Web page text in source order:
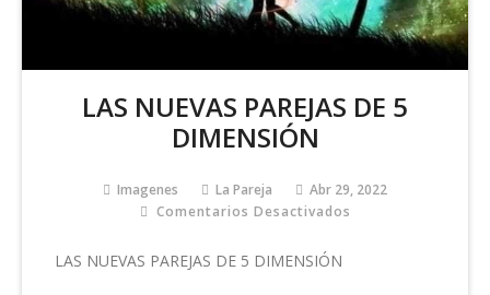
LAS NUEVAS PAREJAS DE 5
DIMENSIÓN
Imagenes La Pareja
Abr 29, 2022
Comentarios Desactivados
LAS NUEVAS PAREJAS DE 5 DIMENSIÓN